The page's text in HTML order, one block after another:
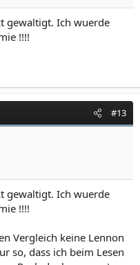
gewaltigt. Ich wuerde
!!!!
#13
gewaltigt. Ich wuerde
!!!!
Vergleich keine Lennon
so, dass ich beim Lesen